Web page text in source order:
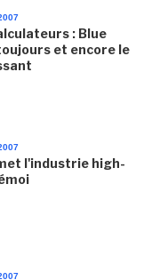
: Blue
et encore le
l'industrie high-